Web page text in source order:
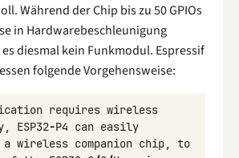
Während der Chip bis zu 50 GPIOs
in Hardwarebeschleunigung
diesmal kein Funkmodul. Espressif
folgende Vorgehensweise:
requires wireless
, ESP32-P4 can easily
a wireless companion chip,
to